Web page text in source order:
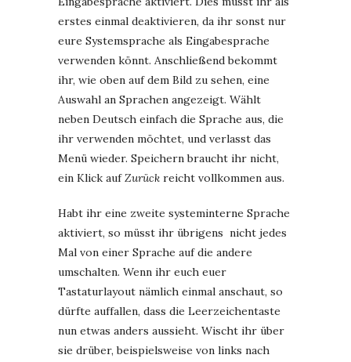
erstes einmal deaktivieren, da ihr sonst nur
eure Systemsprache als Eingabesprache
verwenden könnt. Anschließend bekommt
ihr, wie oben auf dem Bild zu sehen, eine
Auswahl an Sprachen angezeigt. Wählt
neben Deutsch einfach die Sprache aus, die
ihr verwenden möchtet, und verlasst das
Menü wieder. Speichern braucht ihr nicht,
ein Klick aufZurück reicht vollkommen aus.
Habt ihr eine zweite systeminterne Sprache
aktiviert, so müsst ihr übrigens nicht jedes
Mal von einer Sprache auf die andere
umschalten. Wenn ihr euch euer
Tastaturlayout nämlich einmal anschaut, so
dürfte auffallen, dass die Leerzeichentaste
nun etwas anders aussieht. Wischt ihr über
sie drüber, beispielsweise von links nach